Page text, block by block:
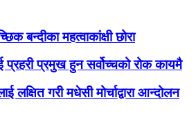
बन्दीका महत्वाकांक्षी छोरा
प्रहरी प्रमुख हुन सर्वोच्चको रोक कायमै
लक्षित गरी मधेसी मोर्चाद्वारा आन्दोलन